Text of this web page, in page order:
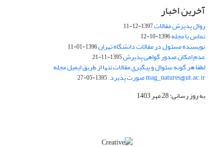
آخرین اخبار
روال پذیرش مقالات1397-12-11
تماس با مجله1396-10-12
نویسنده مسئول در مقالات دانشگاه تهران1396-01-11
عدم امکان صدور گواهی پذیرش1395-11-21
لطفا هر گونه سئوال و پیگیری مقالات تنها از طریق ایمیل مجله
mag_natures@ut.ac.ir صورت پذیرد. 1395-05-27
به روز رسانی: 28 مهر 1403